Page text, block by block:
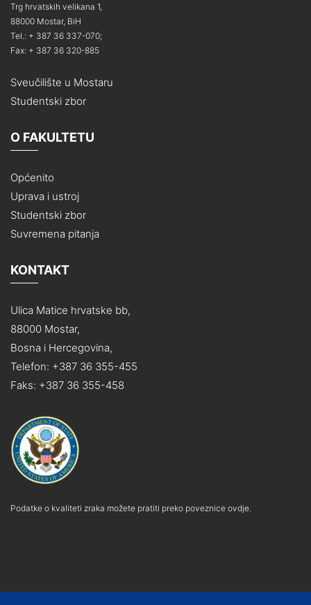
Trg hrvatskih velikana 1,
88000 Mostar, BiH
Tel.: + 387 36 337-070;
Fax: + 387 36 320-885
Sveučilište u Mostaru
Studentski zbor
O FAKULTETU
Općenito
Uprava i ustroj
Studentski zbor
Suvremena pitanja
KONTAKT
Ulica Matice hrvatske bb,
88000 Mostar,
Bosna i Hercegovina,
Telefon: +387 36 355-455
Faks: +387 36 355-458
Podatke o kvaliteti zraka možete pratiti preko poveznice ovdje.